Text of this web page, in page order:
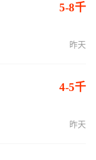
5-8千
昨天
4-5千
昨天